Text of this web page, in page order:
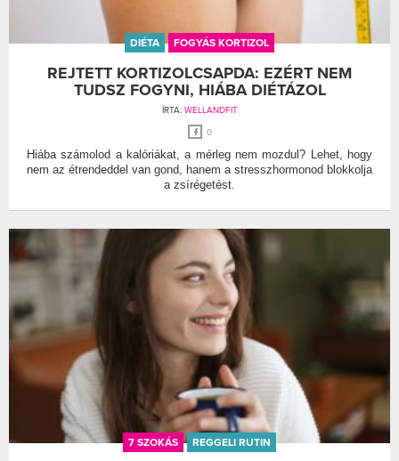
DIÉTA FOGYÁS KORTIZOL
REJTETT KORTIZOLCSAPDA: EZÉRT NEM
TUDSZ FOGYNI, HIÁBA DIÉTÁZOL
ÍRTA: WELLANDFIT
0
Hiába számolod a kalóriákat, a mérleg nem mozdul? Lehet, hogy
nem az étrendeddel van gond, hanem a stresszhormonod blokkolja
a zsírégetést.
7 SZOKÁS REGGELI RUTIN